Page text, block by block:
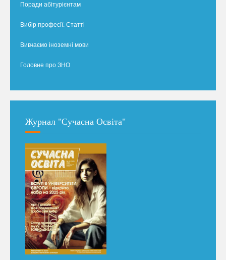
Поради абітурієнтам
Вибір професії. Статті
Вивчаємо іноземні мови
Головне про ЗНО
Журнал "Сучасна Освіта"